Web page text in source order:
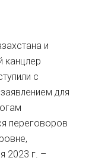
и
канцлер
с
для
переговоров
2023 г. –